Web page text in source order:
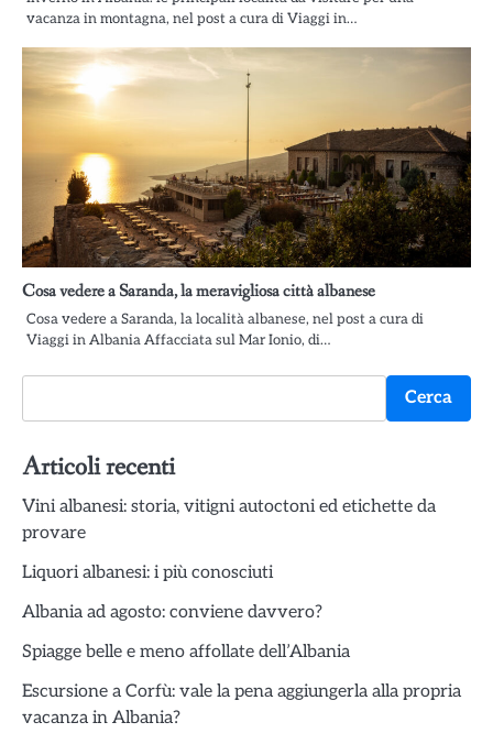
vacanza in montagna, nel post a cura di Viaggi in…
Cosa vedere a Saranda, la meravigliosa città albanese
Cosa vedere a Saranda, la località albanese, nel post a cura di
Viaggi in Albania Affacciata sul Mar Ionio, di…
Cerca
Articoli recenti
Vini albanesi: storia, vitigni autoctoni ed etichette da
provare
Liquori albanesi: i più conosciuti
Albania ad agosto: conviene davvero?
Spiagge belle e meno affollate dell’Albania
Escursione a Corfù: vale la pena aggiungerla alla propria
vacanza in Albania?